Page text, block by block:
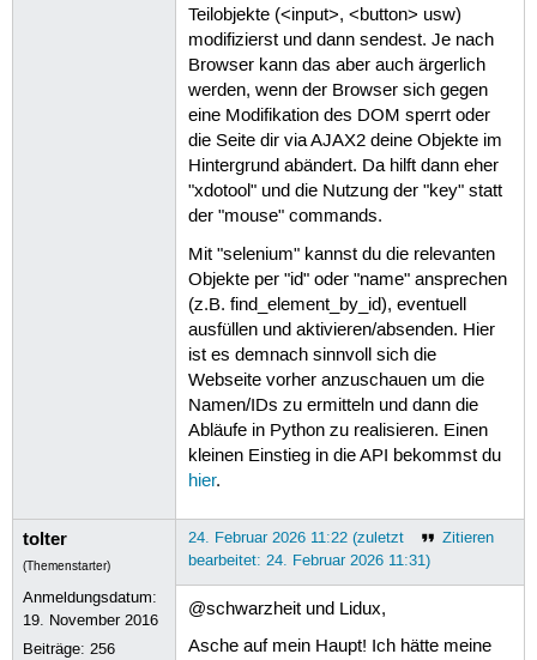
Teilobjekte (<input>, <button> usw)
modifizierst und dann sendest. Je nach
Browser kann das aber auch ärgerlich
werden, wenn der Browser sich gegen
eine Modifikation des DOM sperrt oder
die Seite dir via AJAX2 deine Objekte im
Hintergrund abändert. Da hilft dann eher
"xdotool" und die Nutzung der "key" statt
der "mouse" commands.
Mit "selenium" kannst du die relevanten
Objekte per "id" oder "name" ansprechen
(z.B. find_element_by_id), eventuell
ausfüllen und aktivieren/absenden. Hier
ist es demnach sinnvoll sich die
Webseite vorher anzuschauen um die
Namen/IDs zu ermitteln und dann die
Abläufe in Python zu realisieren. Einen
kleinen Einstieg in die API bekommst du
hier.
tolter
(Themenstarter)
Anmeldungsdatum:
19. November 2016
Beiträge:256
Zitieren
24. Februar 2026 11:22 (zuletzt
bearbeitet: 24. Februar 2026 11:31)
@schwarzheit und Lidux,
Asche auf mein Haupt! Ich hätte meine